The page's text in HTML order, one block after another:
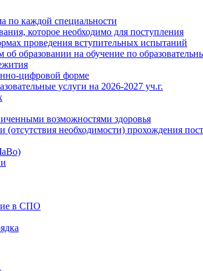
по каждой специальности
которое необходимо для поступления
проведения вступительных испытаний
об образовании на обучение по
цифровой форме
услуги на 2026-2027 уч.г.
возможностями здоровья
необходимости) прохождения
в СПО